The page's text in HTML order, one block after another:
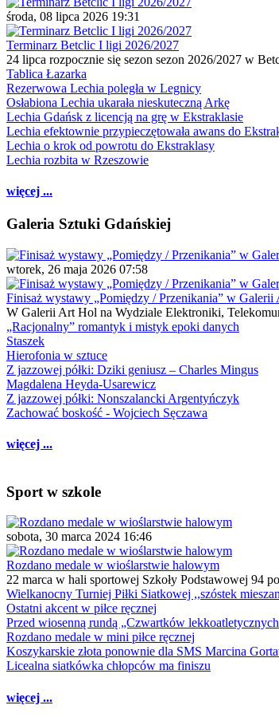
środa, 08 lipca 2026 19:31
Terminarz Betclic I ligi 2026/2027
24 lipca rozpocznie się sezon sezon 2026/2027 w
Tablica Łazarka
Rezerwowa Lechia poległa w Legnicy
Osłabiona Lechia ukarała nieskuteczną Arkę
Lechia Gdańsk z licencją na grę w Ekstraklasie
Lechia efektownie przypieczętowała awans do
Lechia o krok od powrotu do Ekstraklasy
Lechia rozbita w Rzeszowie
więcej ...
Galeria Sztuki Gdańskiej
wtorek, 26 maja 2026 07:58
Finisaż wystawy „Pomiędzy / Przenikania” w
W Galerii Art Hol na Wydziale Elektroniki,
„Racjonalny” romantyk i mistyk epoki danych
Staszek
Hierofonia w sztuce
Z jazzowej półki: Dziki geniusz – Charles Mingus
Magdalena Heyda-Usarewicz
Z jazzowej półki: Nonszalancki Argentyńczyk
Zachować boskość - Wojciech Sęczawa
więcej ...
Sport w szkole
sobota, 30 marca 2024 16:46
Rozdano medale w wioślarstwie halowym
22 marca w hali sportowej Szkoły Podstawowej 94
Wielkanocny Turniej Piłki Siatkowej ,,szóstek
Ostatni akcent w piłce ręcznej
Przed wiosenną rundą „Czwartków
Rozdano medale w mini piłce ręcznej
Koszykarskie złota ponownie dla SMS Marcina
Licealna siatkówka chłopców ma finiszu
więcej ...